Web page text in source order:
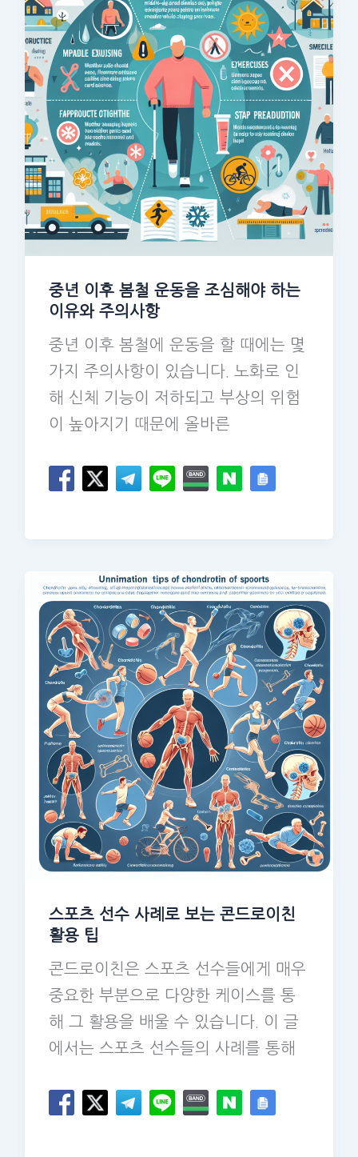
중년 이후 봄철 운동을 조심해야 하는
이유와 주의사항
중년 이후 봄철에 운동을 할 때에는 몇
가지 주의사항이 있습니다. 노화로 인
해 신체 기능이 저하되고 부상의 위험
이 높아지기 때문에 올바른
스포츠 선수 사례로 보는 콘드로이친
활용 팁
콘드로이친은 스포츠 선수들에게 매우
중요한 부분으로 다양한 케이스를 통
해 그 활용을 배울 수 있습니다. 이 글
에서는 스포츠 선수들의 사례를 통해